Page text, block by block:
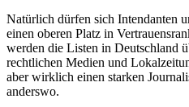
Natürlich dürfen sich Intendanten
einen oberen Platz in
werden die Listen in Deutschland
rechtlichen Medien und
aber wirklich einen starken
anderswo.